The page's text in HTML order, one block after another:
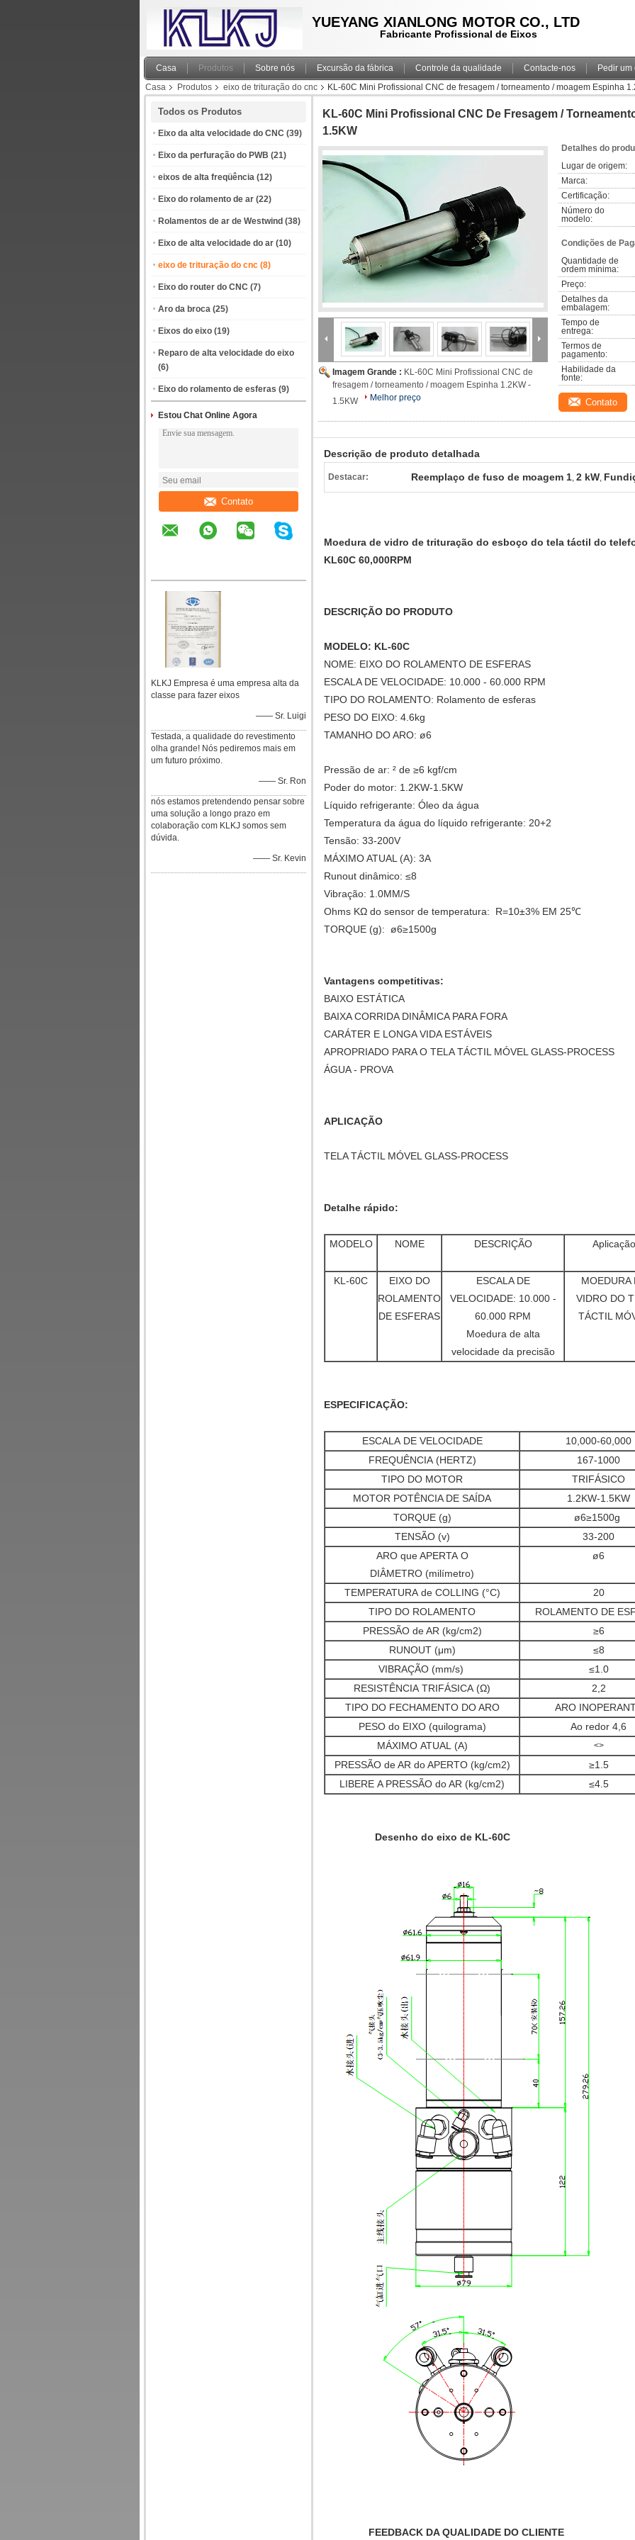
YUEYANG XIANLONG MOTOR CO., LTD
Fabricante Profissional de Eixos
Casa Produtos Sobre nós Excursão da fábrica Controle da qualidade Contacte-nos Pedir um
Casa
Produtos eixo de trituração do cnc KL-60C Mini Profissional CNC de fresagem / torneamento / moagem Espinha
Todos os Produtos
Eixo da alta velocidade do CNC (39)
Eixo da perfuração do PWB (21)
eixos de alta freqüência (12)
Eixo do rolamento de ar (22)
Rolamentos de ar de Westwind (38)
Eixo de alta velocidade do ar (10)
eixo de trituração do cnc (8)
Eixo do router do CNC (7)
Aro da broca (25)
Eixos do eixo (19)
Reparo de alta velocidade do eixo
(6)
Eixo do rolamento de esferas (9)
Estou Chat Online Agora
Contato
KLKJ Empresa é uma empresa alta da
classe para fazer eixos
—— Sr. Luigi
Testada, a qualidade do revestimento
olha grande! Nós pediremos mais em
um futuro próximo.
—— Sr. Ron
nós estamos pretendendo pensar sobre
uma solução a longo prazo em
colaboração com KLKJ somos sem
dúvida.
—— Sr. Kevin
KL-60C Mini Profissional CNC De Fresagem /
1.5KW
Imagem Grande : KL-60C Mini Profissional CNC de
fresagem / torneamento / moagem Espinha 1.2KW -
1.5KW
Melhor preço
Detalhes do
Lugar de origem:
Marca:
Certificação:
Número do
modelo:
Condições de
Quantidade de
ordem mínima:
Preço:
Detalhes da
embalagem:
Tempo de
entrega:
Termos de
pagamento:
Habilidade da
fonte:
Contato
Descrição de produto detalhada
Destacar: Reemplaço de fuso de moagem 1, 2 kW,
Moedura de vidro de trituração do esboço do tela táctil do
KL60C 60,000RPM
DESCRIÇÃO DO PRODUTO
MODELO: KL-60C
NOME: EIXO DO ROLAMENTO DE ESFERAS
ESCALA DE VELOCIDADE: 10.000 - 60.000 RPM
TIPO DO ROLAMENTO: Rolamento de esferas
PESO DO EIXO: 4.6kg
TAMANHO DO ARO: ø6
Pressão de ar: ² de ≥6 kgf/cm
Poder do motor: 1.2KW-1.5KW
Líquido refrigerante: Óleo da água
Temperatura da água do líquido refrigerante: 20+2
Tensão: 33-200V
MÁXIMO ATUAL (A): 3A
Runout dinâmico: ≤8
Vibração: 1.0MM/S
Ohms KΩ do sensor de temperatura: R=10±3% EM 25℃
TORQUE (g): ø6≥1500g
Vantagens competitivas:
BAIXO ESTÁTICA
BAIXA CORRIDA DINÂMICA PARA FORA
CARÁTER E LONGA VIDA ESTÁVEIS
APROPRIADO PARA O TELA TÁCTIL MÓVEL GLASS-PROCESS
ÁGUA - PROVA
APLICAÇÃO
TELA TÁCTIL MÓVEL GLASS-PROCESS
Detalhe rápido:
MODELO NOME DESCRIÇÃO Aplicação
KL-60C
EIXO DO
ROLAMENTO
DE ESFERAS
ESCALA DE
VELOCIDADE: 10.000 -
60.000 RPM
Moedura de alta
velocidade da precisão
MOEDURA
VIDRO DO
TÁCTIL
ESPECIFICAÇÃO:
ESCALA DE VELOCIDADE
10,000-60,000
FREQUÊNCIA (HERTZ)
167-1000
TIPO DO MOTOR
TRIFÁSICO
MOTOR POTÊNCIA DE SAÍDA
1.2KW-1.5KW
TORQUE (g)
ø6≥1500g
TENSÃO (v)
33-200
ARO que APERTA O
DIÂMETRO (milímetro)
ø6
TEMPERATURA de COLLING (°C)
20
TIPO DO ROLAMENTO
ROLAMENTO DE
PRESSÃO de AR (kg/cm2)
≥6
RUNOUT (μm)
≤8
VIBRAÇÃO (mm/s)
≤1.0
RESISTÊNCIA TRIFÁSICA (Ω)
2,2
TIPO DO FECHAMENTO DO ARO
ARO
PESO do EIXO (quilograma)
Ao redor 4,6
MÁXIMO ATUAL (A)
<>
PRESSÃO de AR do APERTO (kg/cm2)
≥1.5
LIBERE A PRESSÃO do AR (kg/cm2)
≤4.5
Desenho do eixo de KL-60C
FEEDBACK DA QUALIDADE DO CLIENTE